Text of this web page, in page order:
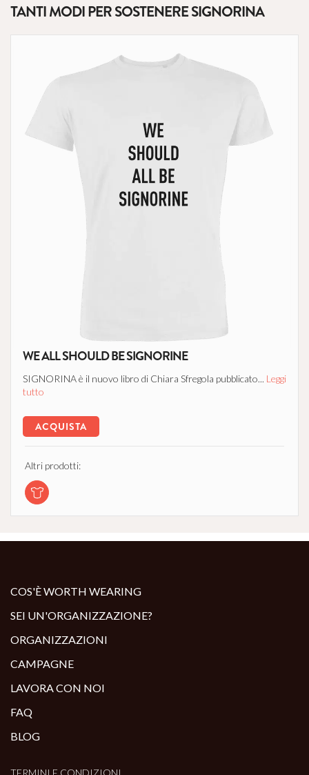
TANTI MODI PER SOSTENERE SIGNORINA
WE ALL SHOULD BE SIGNORINE
SIGNORINA è il nuovo libro di Chiara Sfregola pubblicato... Leggi
tutto
ACQUISTA
Altri prodotti:
COS'È WORTH WEARING
SEI UN'ORGANIZZAZIONE?
ORGANIZZAZIONI
CAMPAGNE
LAVORA CON NOI
FAQ
BLOG
TERMINI E CONDIZIONI